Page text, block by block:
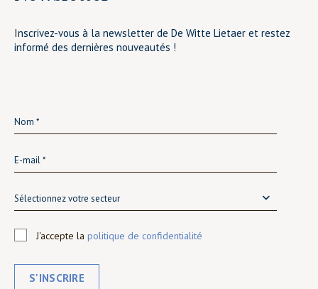
Inscrivez-vous à la newsletter de De Witte Lietaer et restez
informé des dernières nouveautés !
Sélectionnez votre secteur
J'accepte la politique de confidentialité
S'INSCRIRE